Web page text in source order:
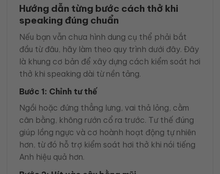
Hướng dẫn từng bước cách thở khi
speaking đúng chuẩn
Nếu bạn vẫn chưa hình dung cụ thể phải bắt
đầu từ đâu, hãy làm theo quy trình dưới đây. Đây
là khung cơ bản để xây dựng cách kiểm soát hơi
thở khi speaking dài từ nền tảng.
Bước 1: Chỉnh tư thế
Ngồi hoặc đứng thẳng lưng, vai thả lỏng, cằm
cân bằng, không rướn cổ ra trước. Tư thế đúng
giúp lồng ngực và cơ hoành hoạt động tự nhiên
hơn, từ đó hỗ trợ kiểm soát hơi thở khi nói tiếng
Anh hiệu quả hơn.